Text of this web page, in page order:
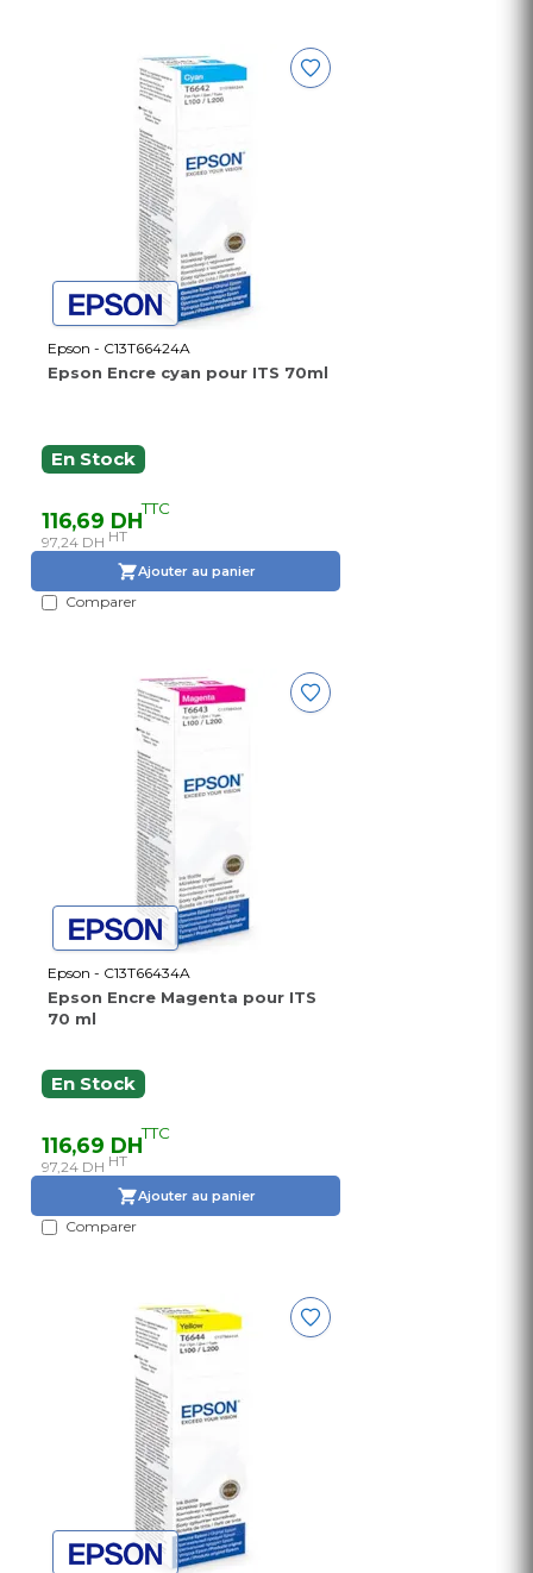
Epson - C13T66424A
Epson Encre cyan pour ITS 70ml
En Stock
116,69 DHTTC
97,24 DH HT
Ajouter au panier
Comparer
Epson - C13T66434A
Epson Encre Magenta pour ITS
70 ml
En Stock
116,69 DHTTC
97,24 DH HT
Ajouter au panier
Comparer